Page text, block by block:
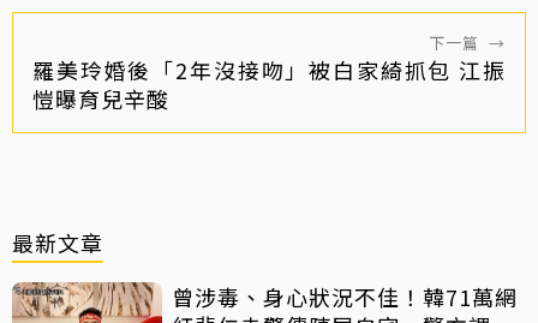
下一篇 →
羅美玲婚後「2年沒接吻」被白家綺抓包 江振
愷曝育兒辛酸
最新文章
曾涉毒、身心狀況不佳！韓71萬網